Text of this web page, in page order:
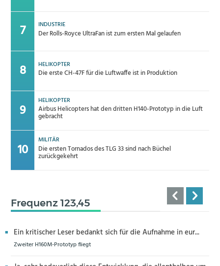
INDUSTRIE
Der Rolls-Royce UltraFan ist zum ersten Mal gelaufen
HELIKOPTER
Die erste CH-47F für die Luftwaffe ist in Produktion
HELIKOPTER
Airbus Helicopters hat den dritten H140-Prototyp in die Luft
gebracht
MILITÄR
Die ersten Tornados des TLG 33 sind nach Büchel
zurückgekehrt
Frequenz 123,45
Ein kritischer Leser bedankt sich für die Aufnahme in eur...
Zweiter H160M-Prototyp fliegt